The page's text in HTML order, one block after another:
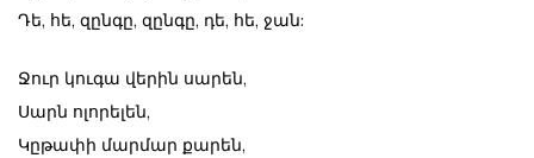
Դե, հե, զընգը, զընգը, դե, հե, ջան:
Ջուր կուգա վերին սարեն,
Սարն ոլորելեն,
Կըթափի մարմար քարեն,